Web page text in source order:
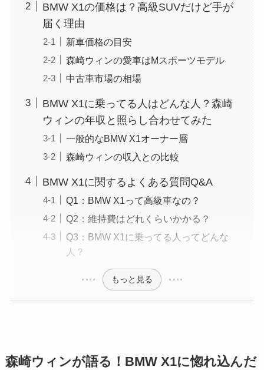
BMW X1の価格は？高級SUVだけど手が
届く理由
新車価格の目安
森崎ウィンの愛車はMスポーツモデル
中古車市場の相場
BMW X1に乗ってる人はどんな人？森崎
ウィンの年収と照らし合わせてみた
一般的なBMW X1オーナー層
森崎ウィンの収入との比較
BMW X1に関するよくある質問Q&A
Q1：BMW X1って高級車なの？
Q2：維持費はどれくらいかかる？
Q3：BMW X1に乗ってる人ってどんな
人？
もっと見る
森崎ウィンが語る！BMW X1に惚れ込んだ